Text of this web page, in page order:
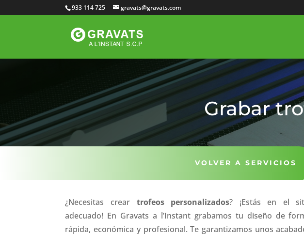
933 114 725 gravats@gravats.com
Grabar
VOLVER A SERVICIOS
¿Necesitas crear trofeos personalizados? ¡Estás en el
adecuado! En Gravats a l’Instant grabamos tu diseño de
rápida, económica y profesional. Te garantizamos unos